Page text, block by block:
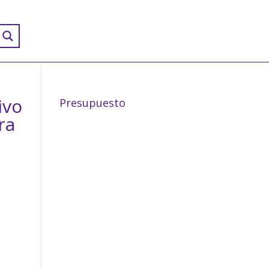
Presupuesto